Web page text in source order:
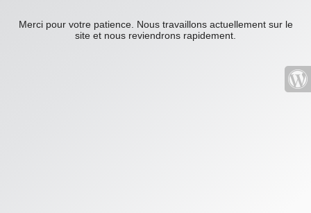
Merci pour votre patience. Nous travaillons actuellement sur le
site et nous reviendrons rapidement.